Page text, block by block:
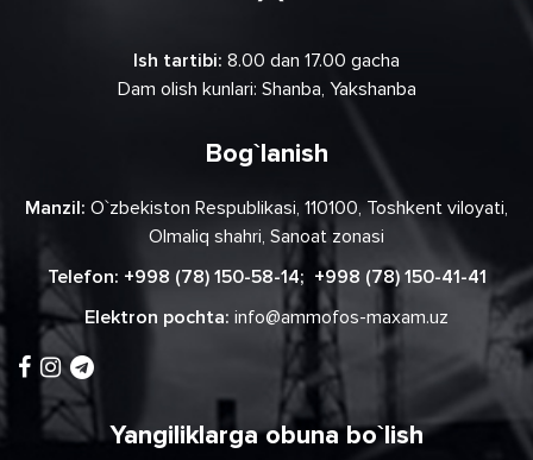
Ish tartibi: 8.00 dan 17.00 gacha
Dam olish kunlari: Shanba, Yakshanba
Bog`lanish
Manzil: O`zbekiston Respublikasi, 110100, Toshkent viloyati,
Olmaliq shahri, Sanoat zonasi
Telefon: +998 (78) 150-58-14; +998 (78) 150-41-41
Elektron pochta: info@ammofos-maxam.uz
Yangiliklarga obuna bo`lish